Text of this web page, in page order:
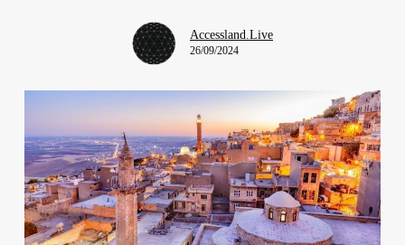
Accessland.Live
26/09/2024